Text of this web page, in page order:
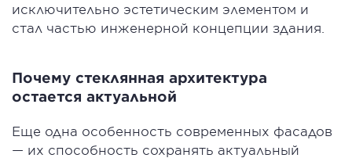
исключительно эстетическим элементом и
стал частью инженерной концепции здания.
Почему стеклянная архитектура
остается актуальной
Еще одна особенность современных фасадов
— их способность сохранять актуальный